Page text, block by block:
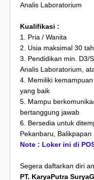
Analis Laboratorium
Kualifikasi :
1. Pria / Wanita
2. Usia maksimal 30
3. Pendidikan min. D3/
Analis Laboratorium,
4. Memiliki
yang baik
5. Mampu
bertanggung jawab
6. Bersedia untuk
Pekanbaru, Balikpapan
Note : Loker ini di
Segera daftarkan diri
PT. KaryaPutra